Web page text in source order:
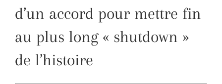
d’un accord pour mettre fin
au plus long « shutdown »
de l’histoire